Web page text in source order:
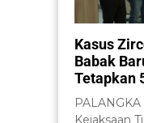
Kasus
Babak
Tetapkan
Kejaksaan